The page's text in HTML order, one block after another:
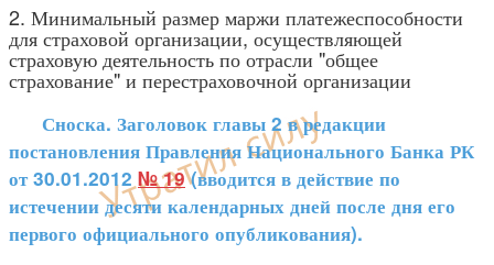
2. Минимальный размер маржи платежеспособности
для страховой организации, осуществляющей
страховую деятельность по отрасли "общее
страхование" и перестраховочной организации
Сноска. Заголовок главы 2 в редакции
постановления Правления Национального Банка РК
от 30.01.2012 № 19(вводится в действие по
истечении десяти календарных дней после дня его
первого официального опубликования).